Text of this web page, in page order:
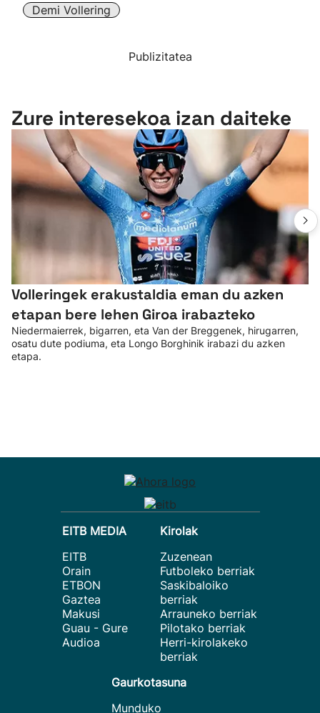
Demi Vollering
Publizitatea
Zure interesekoa izan daiteke
Volleringek erakustaldia eman du azken
etapan bere lehen Giroa irabazteko
Niedermaierrek, bigarren, eta Van der Breggenek, hirugarren,
osatu dute podiuma, eta Longo Borghinik irabazi du azken
etapa.
EITB MEDIA
EITB
Orain
ETBON
Gaztea
Makusi
Guau - Gure
Audioa
Kirolak
Zuzenean
Futboleko berriak
Saskibaloiko
berriak
Arrauneko berriak
Pilotako berriak
Herri-kirolakeko
berriak
Gaurkotasuna
Munduko